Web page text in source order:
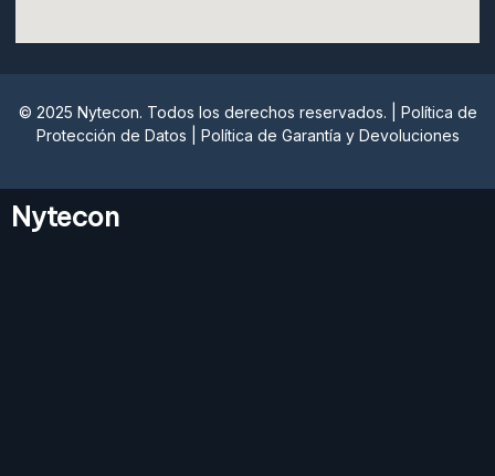
© 2025 Nytecon. Todos los derechos reservados. | Política de
Protección de Datos
Política de Garantía y Devoluciones
Nytecon